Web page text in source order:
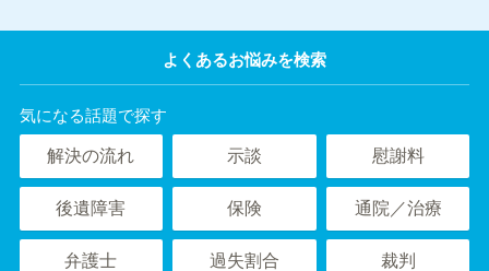
よくあるお悩みを検索
気になる話題で探す
解決の流れ 示談 慰謝料
後遺障害 保険 通院／治療
弁護士 過失割合 裁判